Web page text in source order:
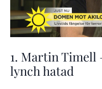
1. Martin Timell
lynch hatad